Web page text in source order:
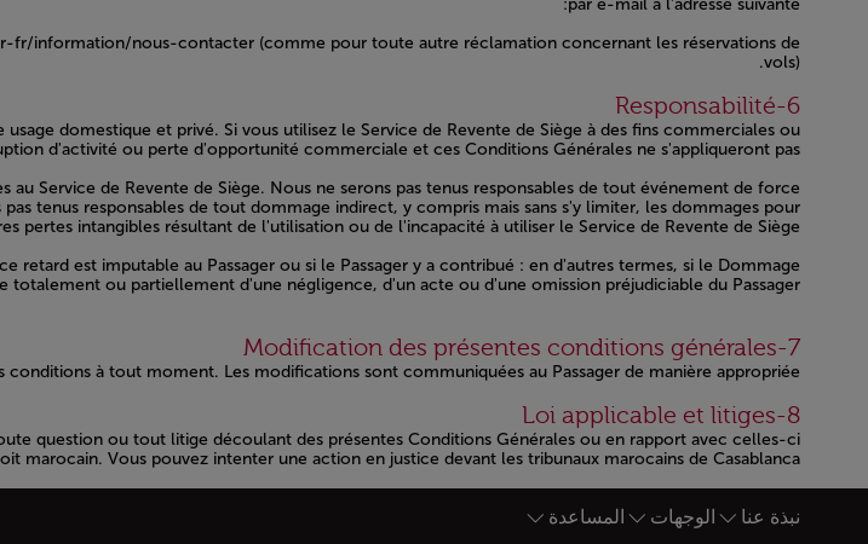
par e-mail à l'adresse suivante:
fr/information/nous-contacter (comme pour toute autre réclamation concernant les réservations de
vols).
Open in a new window
6-Responsabilité
domestique et privé. Si vous utilisez le Service de Revente de Siège à des fins commerciales ou
d'activité ou perte d'opportunité commerciale et ces Conditions Générales ne s'appliqueront pas.
Service de Revente de Siège. Nous ne serons pas tenus responsables de tout événement de force
tenus responsables de tout dommage indirect, y compris mais sans s'y limiter, les dommages pour
pertes intangibles résultant de l'utilisation ou de l'incapacité à utiliser le Service de Revente de Siège.
retard est imputable au Passager ou si le Passager y a contribué : en d'autres termes, si le Dommage
totalement ou partiellement d'une négligence, d'un acte ou d'une omission préjudiciable du Passager.
Open in a new window
7-Modification des présentes conditions générales
conditions à tout moment. Les modifications sont communiquées au Passager de manière appropriée.
Open in a new window
8-Loi applicable et litiges
question ou tout litige découlant des présentes Conditions Générales ou en rapport avec celles-ci
marocain. Vous pouvez intenter une action en justice devant les tribunaux marocains de Casablanca.
نبذة عنا الوجهات المساعدة